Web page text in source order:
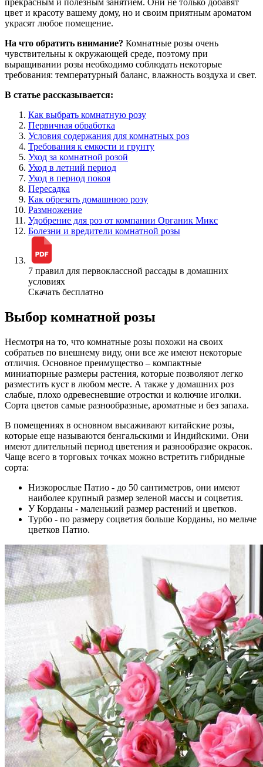
прекрасным и полезным занятием. Они не только добавят
цвет и красоту вашему дому, но и своим приятным ароматом
украсят любое помещение.
На что обратить внимание? Комнатные розы очень
чувствительны к окружающей среде, поэтому при
выращивании розы необходимо соблюдать некоторые
требования: температурный баланс, влажность воздуха и свет.
В статье рассказывается:
Как выбрать комнатную розу
Первичная обработка
Условия содержания для комнатных роз
Требования к емкости и грунту
Уход за комнатной розой
Уход в летний период
Уход в период покоя
Пересадка
Как обрезать домашнюю розу
Размножение
Удобрение для роз от компании Органик Микс
Болезни и вредители комнатной розы
7 правил для первоклассной рассады в домашних
условиях
Скачать бесплатно
Выбор комнатной розы
Несмотря на то, что комнатные розы похожи на своих
собратьев по внешнему виду, они все же имеют некоторые
отличия. Основное преимущество – компактные
миниатюрные размеры растения, которые позволяют легко
разместить куст в любом месте. А также у домашних роз
слабые, плохо одревесневшие отростки и колючие иголки.
Сорта цветов самые разнообразные, ароматные и без запаха.
В помещениях в основном высаживают китайские розы,
которые еще называются бенгальскими и Индийскими. Они
имеют длительный период цветения и разнообразие окрасок.
Чаще всего в торговых точках можно встретить гибридные
сорта:
Низкорослые Патио - до 50 сантиметров, они имеют
наиболее крупный размер зеленой массы и соцветия.
У Корданы - маленький размер растений и цветков.
Турбо - по размеру соцветия больше Корданы, но мельче
цветков Патио.